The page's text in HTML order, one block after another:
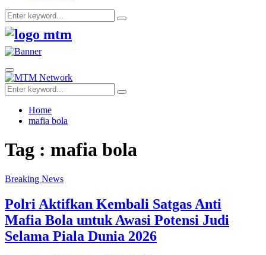
Search
for:
Search
Facebook
Twitter
Youtube
Primary
Menu
Search
for:
Search
Home
mafia bola
Tag : mafia bola
Breaking News
Polri Aktifkan Kembali Satgas Anti
Mafia Bola untuk Awasi Potensi Judi
Selama Piala Dunia 2026